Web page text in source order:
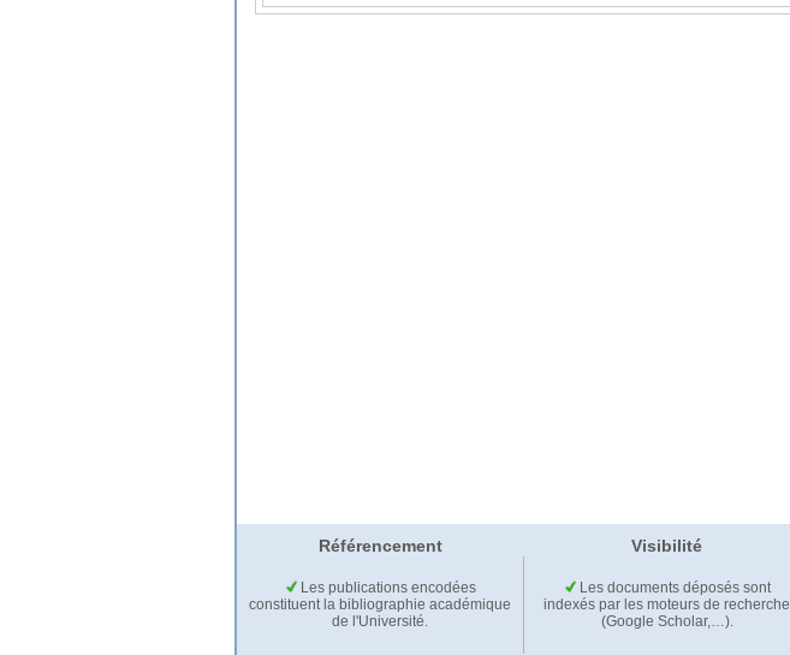
Référencement Visibilité
Les publications encodées
constituent la bibliographie académique
de l'Université.
Les documents déposés sont
indexés par les moteurs de recherche
(Google Scholar,…).